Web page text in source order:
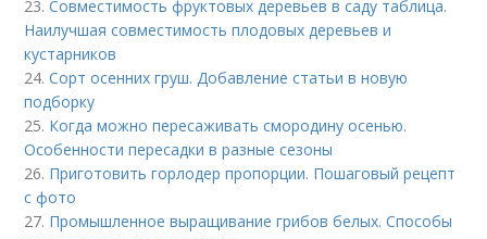
23.Совместимость фруктовых деревьев в саду таблица.
Наилучшая совместимость плодовых деревьев и
кустарников
24.Сорт осенних груш. Добавление статьи в новую
подборку
25. Когда можно пересаживать смородину осенью.
Особенности пересадки в разные сезоны
26. Приготовить горлодер пропорции. Пошаговый рецепт
с фото
27. Промышленное выращивание грибов белых. Способы